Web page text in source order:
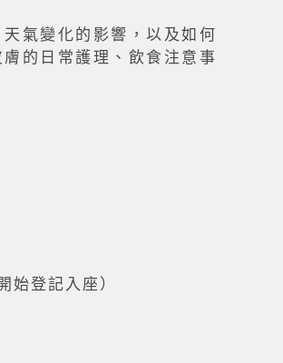
氣變化的影響，以及如何
的日常護理、飲食注意事
始登記入座）